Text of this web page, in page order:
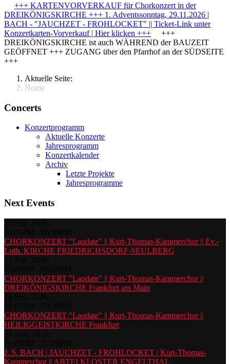
+++ KARTENVORVERKAUF für Chorkonzert in der
DREIKÖNIGSKIRCHE +++ 1. Adventssonntag, 29.11.2026 |
BACH - "JAUCHZET - FROHLOCKET" || Ticket-Link unter
Konzertkarten-Vorverkauf | Hier klicken +++ +++
DREIKÖNIGSKIRCHE ist auch WÄHREND der BAUZEIT
GEÖFFNET +++ ZUGANG über den Pfarrhof an der SÜDSEITE
+++
Aktuelle Seite:
Home
Concerts
Konzertprogramm
Aktuelle Konzerte
Jahresprogramm
Konzertkalender
Archiv
Letzte Projekte
Jahresprogramme
Next Events
CHORKONZERT "Laudate" || Kurt-Thomas-Kammerchor || Ev.-
Luth. KIRCHE FRIEDRICHSDORF-SEULBERG
CHORKONZERT "Laudate" || Kurt-Thomas-Kammerchor ||
DREIKÖNIGSKIRCHE Frankfurt am Main
CHORKONZERT "Laudate" || Kurt-Thomas-Kammerchor ||
HEILIGGEISTKIRCHE Frankfurt
J. S. BACH | JAUCHZET - FROHLOCKET | Kurt-Thomas-
Kammerchor || ABTEI KLOSTER ENGELTHAL